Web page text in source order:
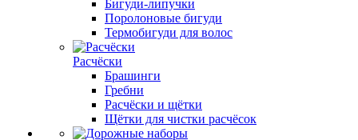
Бигуди-липучки
Поролоновые бигуди
Термобигуди для волос
Расчёски
Брашинги
Гребни
Расчёски и щётки
Щётки для чистки расчёсок